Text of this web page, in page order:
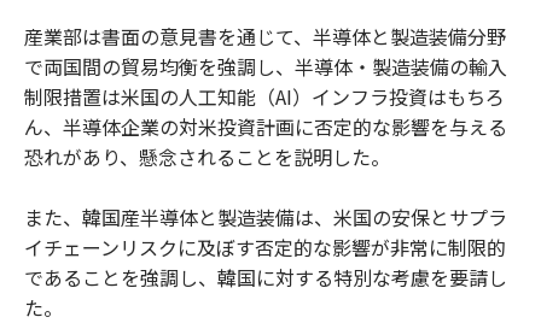
産業部は書面の意見書を通じて、半導体と製造装備分野
で両国間の貿易均衡を強調し、半導体・製造装備の輸入
制限措置は米国の人工知能（AI）インフラ投資はもちろ
ん、半導体企業の対米投資計画に否定的な影響を与える
恐れがあり、懸念されることを説明した。
また、韓国産半導体と製造装備は、米国の安保とサプラ
イチェーンリスクに及ぼす否定的な影響が非常に制限的
であることを強調し、韓国に対する特別な考慮を要請し
た。